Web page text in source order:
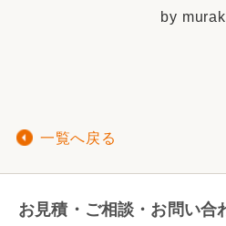
by
一覧へ戻る
お見積・ご相談・お問い合